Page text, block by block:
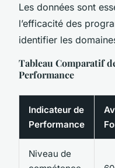
Les données sont
l’efficacité des
identifier les
Tableau Comparatif
Performance
Indicateur de
Performance
Niveau de